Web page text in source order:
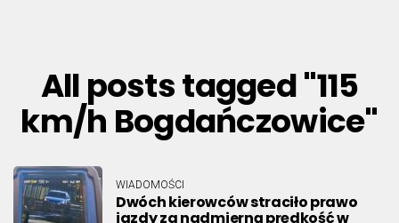
All posts tagged "115
km/h Bogdańczowice"
WIADOMOŚCI
Dwóch kierowców straciło prawo
jazdy za nadmierną prędkość w